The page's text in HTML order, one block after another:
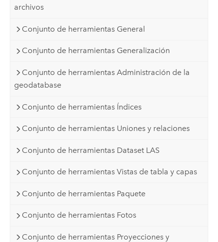
archivos
Conjunto de herramientas General
Conjunto de herramientas Generalización
Conjunto de herramientas Administración de la
geodatabase
Conjunto de herramientas Índices
Conjunto de herramientas Uniones y relaciones
Conjunto de herramientas Dataset LAS
Conjunto de herramientas Vistas de tabla y capas
Conjunto de herramientas Paquete
Conjunto de herramientas Fotos
Conjunto de herramientas Proyecciones y